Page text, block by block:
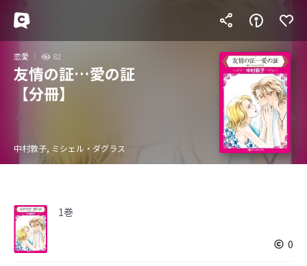
恋愛 82
友情の証…愛の証
【分冊】
中村敦子, ミシェル・ダグラス
1巻
0